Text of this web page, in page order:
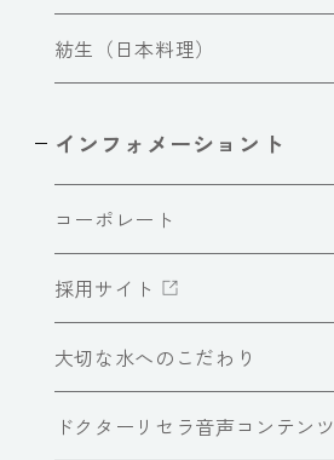
紡生（日本料理）
インフォメーショント
コーポレート
採用サイト
大切な水へのこだわり
ドクターリセラ音声コンテンツ